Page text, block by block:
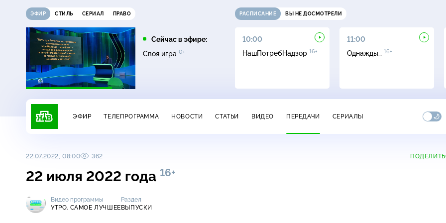
ЭФИР СТИЛЬ СЕРИАЛ ПРАВО
Сейчас в эфире:
Своя игра 0+
РАСПИСАНИЕ ВЫ НЕ ДОСМОТРЕЛИ
08:00
Чудо техники
09:00
Дачный ответ
10:00
НашПотребНадзор 16+
11:00
Однажды… 16+
ЭФИР ТЕЛЕПРОГРАММА НОВОСТИ СТАТЬИ ВИДЕО ПЕРЕДАЧИ СЕРИАЛЫ
22.07.2022, 08:00 362
22 июля 2022 года 16+
Видео программы
УТРО. САМОЕ ЛУЧШЕЕ
Раздел
ВЫПУСКИ